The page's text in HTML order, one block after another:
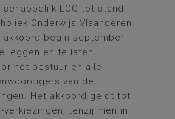
LOC tot stand
Onderwijs Vlaanderen
begin september
leggen en te laten
het bestuur en alle
van de
Het akkoord geldt tot
verkiezingen, tenzij men in